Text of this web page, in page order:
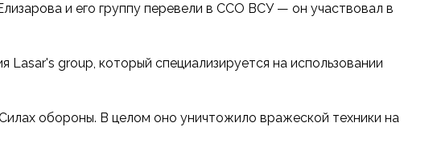
и его группу перевели в ССО ВСУ — он участвовал в
Lasar's group, который специализируется на использовании
обороны. В целом оно уничтожило вражеской техники на